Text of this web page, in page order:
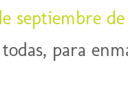
septiembre de
para